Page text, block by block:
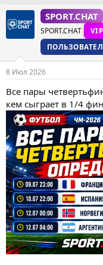
т
о
е
м
ы
т
а
н
а
ч
л
а
SPORT.CHAT
SPORT.CHAT
8 Июл 2026
Все пары
кем сыграет в 1/4